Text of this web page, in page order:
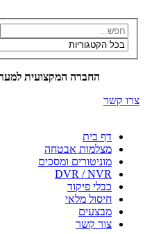
החברה המקצועית
צרו קשר
דף בית
מצלמות אבטחה
מוניטורים ומסכים
DVR / NVR
כבלי פיקוד
חיסול מלאי
מבצעים
צור קשר